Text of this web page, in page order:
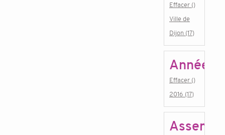
Effacer ()
Ville de
Dijon (17)
Année
Effacer ()
2016 (17)